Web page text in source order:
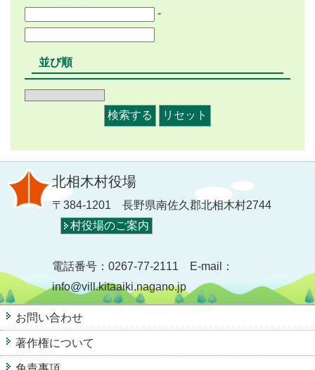
-
並び順
北相木村役場
〒384-1201 長野県南佐久郡北相木村2744
村役場のご案内
電話番号：0267-77-2111 E-mail：
info@vill.kitaaiki.nagano.jp
お問い合わせ
著作権について